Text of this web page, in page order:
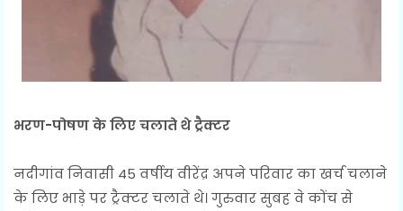
भरण-पोषण के लिए चलाते थे ट्रैक्टर
नदीगांव निवासी 45 वर्षीय वीरेंद्र अपने परिवार का खर्च चलाने
के लिए भाड़े पर ट्रैक्टर चलाते थे। गुरुवार सुबह वे कोंच से